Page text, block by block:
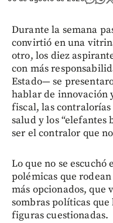
Durante la semana
convirtió en una
otro, los diez
con más
Estado— se
hablar de innovación
fiscal, las
salud y los “elefantes
ser el contralor que
Lo que no se escuchó
polémicas que
más opcionados, que
sombras políticas
figuras cuestionadas.